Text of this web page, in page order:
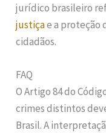
jurídico brasileiro
justiçae a proteção
cidadãos.
FAQ
O Artigo 84 do
crimes distintos
Brasil. A